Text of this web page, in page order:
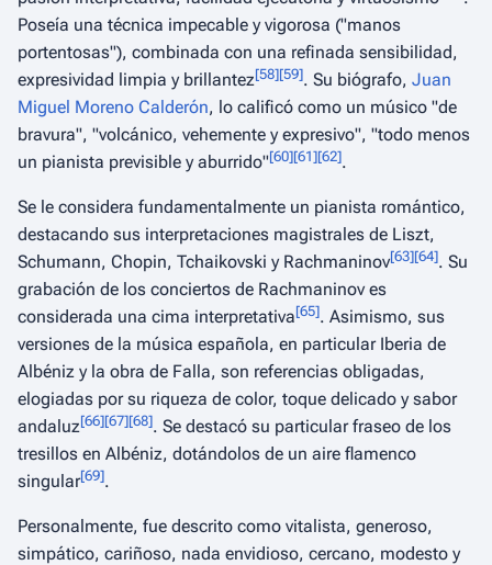
Poseía una técnica impecable y vigorosa ("manos
portentosas"), combinada con una refinada sensibilidad,
expresividad limpia y brillantez[58][59]. Su biógrafo, Juan
Miguel Moreno Calderón, lo calificó como un músico "de
bravura", "volcánico, vehemente y expresivo", "todo menos
un pianista previsible y aburrido"[60][61][62].
Se le considera fundamentalmente un pianista romántico,
destacando sus interpretaciones magistrales de Liszt,
Schumann, Chopin, Tchaikovski y Rachmaninov[63][64]. Su
grabación de los conciertos de Rachmaninov es
considerada una cima interpretativa[65]. Asimismo, sus
versiones de la música española, en particular Iberia de
Albéniz y la obra de Falla, son referencias obligadas,
elogiadas por su riqueza de color, toque delicado y sabor
andaluz[66][67][68]. Se destacó su particular fraseo de los
tresillos en Albéniz, dotándolos de un aire flamenco
singular[69].
Personalmente, fue descrito como vitalista, generoso,
simpático, cariñoso, nada envidioso, cercano, modesto y